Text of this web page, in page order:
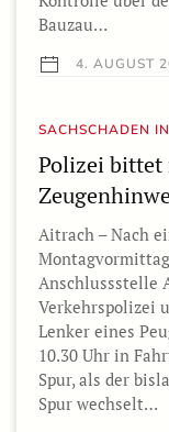
Bauzau…
4. AUGUST
SACHSCHADEN
Polizei bittet
Aitrach – Nach
Anschlussstelle
Verkehrspolizei
Lenker eines
10.30 Uhr in
Spur, als der
Spur wechselt…